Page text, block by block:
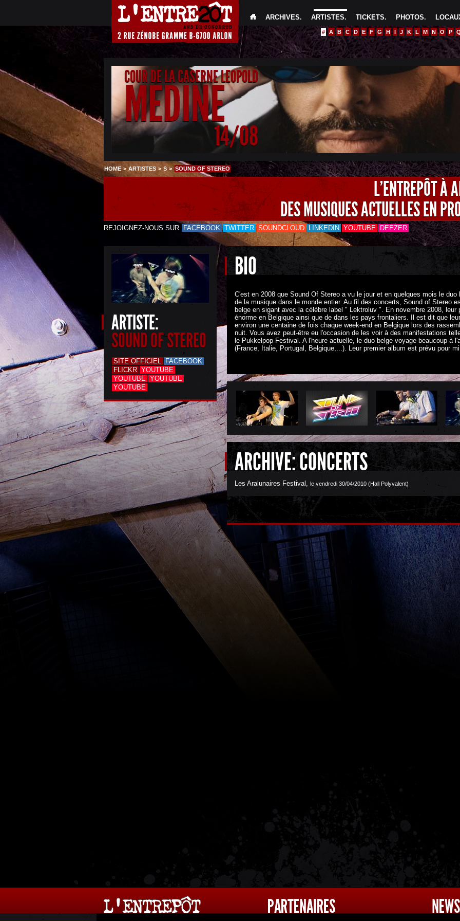
PHOTOS.
TICKETS.
ARTISTES.
ARCHIVES.
# A B C D E F G H I J K L M N O P
COUR DE LA CASERNE LEOPOLD
MEDINE
14/08
HOME > ARTISTES > S > SOUND OF STEREO
L'ENTREPÔT À
DES MUSIQUES ACTUELLES EN
REJOIGNEZ-NOUS SUR FACEBOOK TWITTER SOUNDCLOUD LINKEDIN YOUTUBE DEEZER
ARTISTE:
SOUND OF STEREO
SITE OFFICIEL
FACEBOOK
FLICKR YOUTUBE
YOUTUBE YOUTUBE
YOUTUBE
BIO
C'est en 2008 que Sound Of Stereo a vu le jour et en quelques mois le
de la musique dans le monde entier. Au fil des concerts, Sound of Stereo
belge en sigant avec la célèbre label " Lektroluv ". En novembre 2008,
énorme en Belgique ainsi que de dans les pays frontaliers. Il est dit que
environ une centaine de fois chaque week-end en Belgique lors des
nuit. Vous avez peut-être eu l'occasion de les voir à des manifestations
le Pukkelpop Festival. A l'heure actuelle, le duo belge voyage beaucoup à
(France, Italie, Portugal, Belgique,...). Leur premier album est prévu pour
ARCHIVE: CONCERTS
Les Aralunaires Festival , le vendredi 30/04/2010 (Hall Polyvalent)